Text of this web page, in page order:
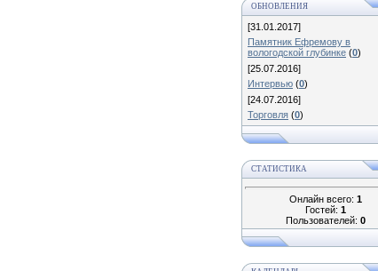
ОБНОВЛЕНИЯ
[31.01.2017]
Памятник Ефремову в
вологодской глубинке (0)
[25.07.2016]
Интервью (0)
[24.07.2016]
Торговля (0)
СТАТИСТИКА
Онлайн всего: 1
Гостей: 1
Пользователей: 0